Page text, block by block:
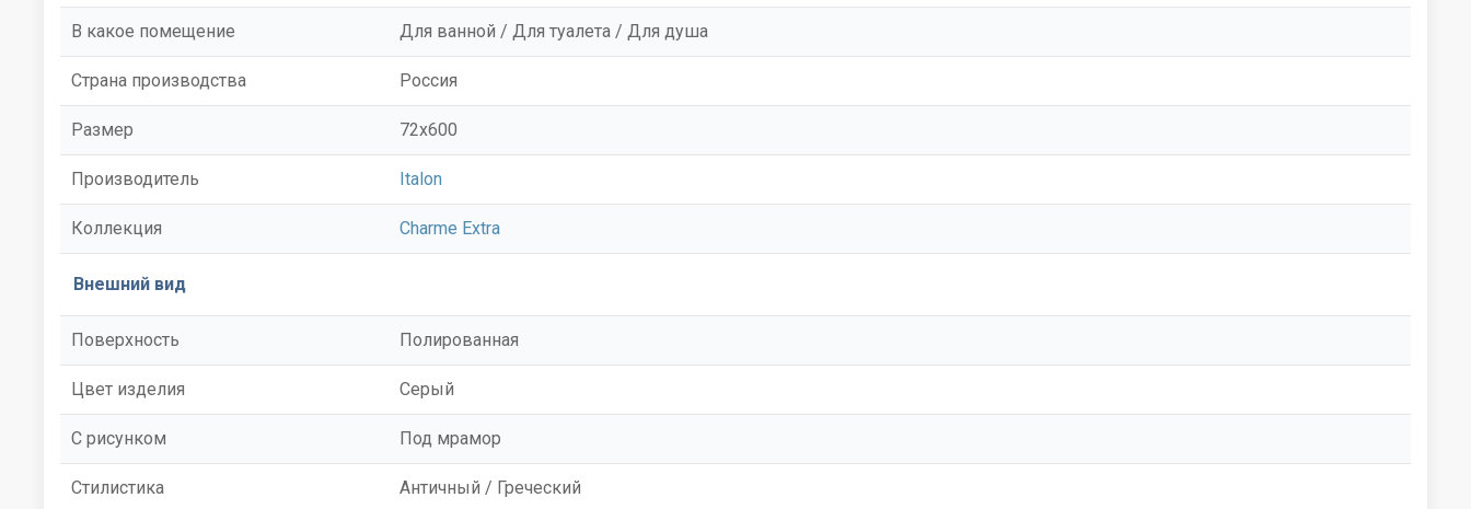
В какое помещение Для ванной / Для туалета / Для душа
Страна производства Россия
Размер 72x600
Производитель Italon
Коллекция Charme Extra
Внешний вид
Поверхность Полированная
Цвет изделия Серый
С рисунком Под мрамор
Стилистика Античный / Греческий